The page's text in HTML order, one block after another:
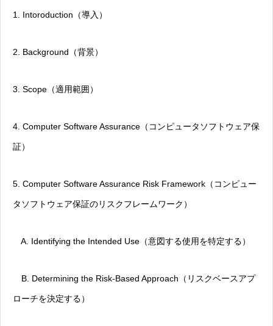
1. Intoroduction（導入）
2. Background（背景）
3. Scope（適用範囲）
4. Computer Software Assurance（コンピュータソフトウェア保
証）
5. Computer Software Assurance Risk Framework（コンピュー
タソフトウェア保証のリスクフレームワーク）
A. Identifying the Intended Use（意図する使用を特定する）
B. Determining the Risk-Based Approach（リスクベースアプ
ローチを決定する）